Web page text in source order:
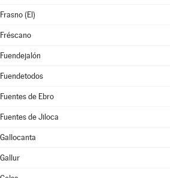
Frasno (El)
Fréscano
Fuendejalón
Fuendetodos
Fuentes de Ebro
Fuentes de Jiloca
Gallocanta
Gallur